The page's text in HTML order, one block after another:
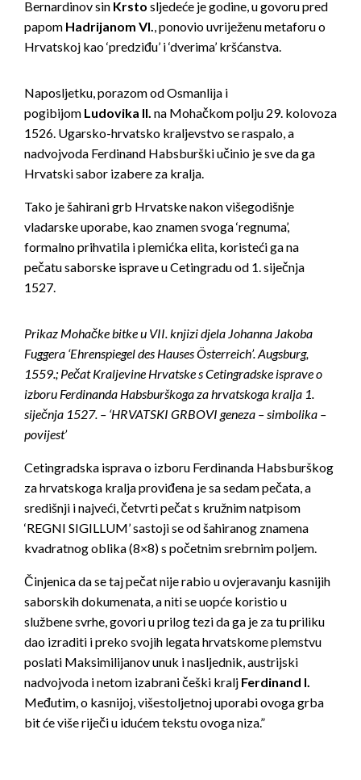
Bernardinov sin Krsto sljedeće je godine, u govoru pred
papom Hadrijanom VI. , ponovio uvriježenu metaforu o
Hrvatskoj kao ‘predziđu’ i ‘dverima’ kršćanstva.
Naposljetku, porazom od Osmanlija i
pogibijom Ludovika II. na Mohačkom polju 29. kolovoza
1526. Ugarsko-hrvatsko kraljevstvo se raspalo, a
nadvojvoda Ferdinand Habsburški učinio je sve da ga
Hrvatski sabor izabere za kralja.
Tako je šahirani grb Hrvatske nakon višegodišnje
vladarske uporabe, kao znamen svoga ‘regnuma’,
formalno prihvatila i plemićka elita, koristeći ga na
pečatu saborske isprave u Cetingradu od 1. siječnja
1527.
Prikaz Mohačke bitke u VII. knjizi djela Johanna Jakoba
Fuggera ‘Ehrenspiegel des Hauses Österreich’. Augsburg,
1559.; Pečat Kraljevine Hrvatske s Cetingradske isprave o
izboru Ferdinanda Habsburškoga za hrvatskoga kralja 1.
siječnja 1527. – ‘HRVATSKI GRBOVI geneza – simbolika –
povijest’
Cetingradska isprava o izboru Ferdinanda Habsburškog
za hrvatskoga kralja proviđena je sa sedam pečata, a
središnji i najveći, četvrti pečat s kružnim natpisom
‘REGNI SIGILLUM’ sastoji se od šahiranog znamena
kvadratnog oblika (8×8) s početnim srebrnim poljem.
Činjenica da se taj pečat nije rabio u ovjeravanju kasnijih
saborskih dokumenata, a niti se uopće koristio u
službene svrhe, govori u prilog tezi da ga je za tu priliku
dao izraditi i preko svojih legata hrvatskome plemstvu
poslati Maksimilijanov unuk i nasljednik, austrijski
nadvojvoda i netom izabrani češki kralj Ferdinand I.
Međutim, o kasnijoj, višestoljetnoj uporabi ovoga grba
bit će više riječi u idućem tekstu ovoga niza.”